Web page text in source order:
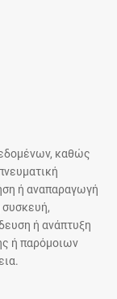
καθώς
ή αναπαραγωγή
ή ανάπτυξη
ή παρόμοιων